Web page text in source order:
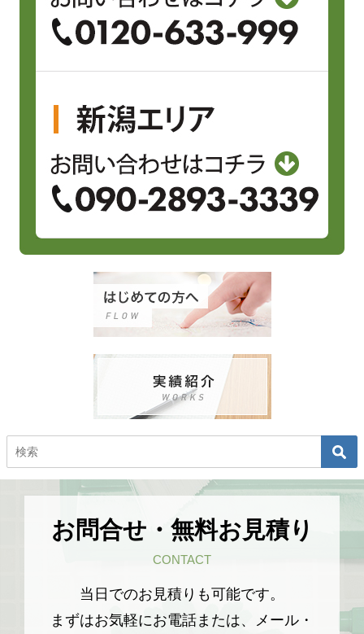
お問合せ・無料お見積り
CONTACT
当日でのお見積りも可能です。
まずはお気軽にお電話または、メール・